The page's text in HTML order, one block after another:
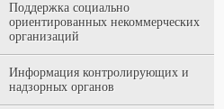
Поддержка социально
ориентированных некоммерческих
организаций
Информация контролирующих и
надзорных органов